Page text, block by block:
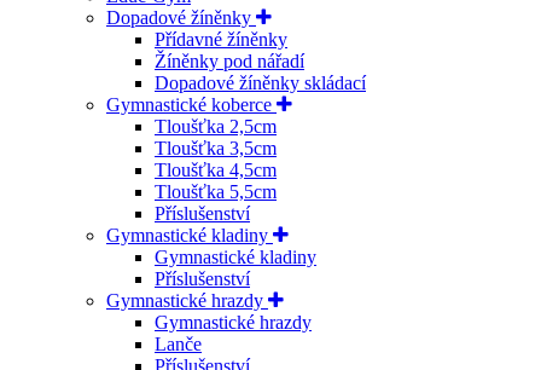
Dopadové žíněnky
Přídavné žíněnky
Žíněnky pod nářadí
Dopadové žíněnky skládací
Gymnastické koberce
Tloušťka 2,5cm
Tloušťka 3,5cm
Tloušťka 4,5cm
Tloušťka 5,5cm
Příslušenství
Gymnastické kladiny
Gymnastické kladiny
Příslušenství
Gymnastické hrazdy
Gymnastické hrazdy
Lanče
Příslušenství